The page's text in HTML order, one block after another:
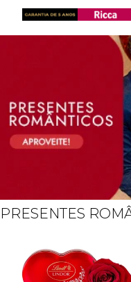
PRESENTES